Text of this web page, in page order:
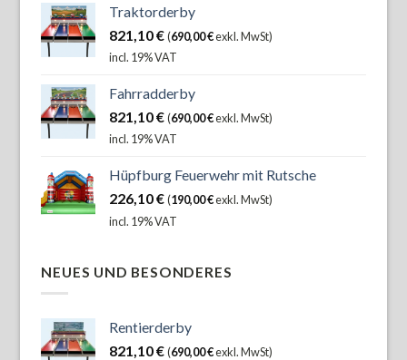
Traktorderby
821,10€ (690,00€exkl. MwSt)
incl. 19% VAT
Fahrradderby
821,10€ (690,00€exkl. MwSt)
incl. 19% VAT
Hüpfburg Feuerwehr mit Rutsche
226,10€ (190,00€exkl. MwSt)
incl. 19% VAT
NEUES UND BESONDERES
Rentierderby
821,10€ (690,00€exkl. MwSt)